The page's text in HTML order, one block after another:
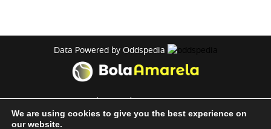
Data Powered by Oddspedia
theme bymeow
We are using cookies to give you the best experience on
our website.